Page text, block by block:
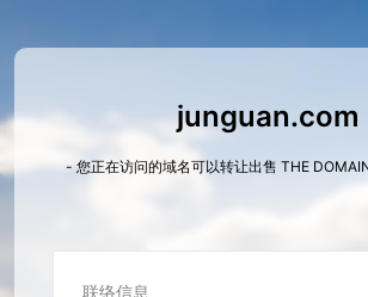
junguan.com
- 您正在访问的域名可以转让出售 THE
联络信息